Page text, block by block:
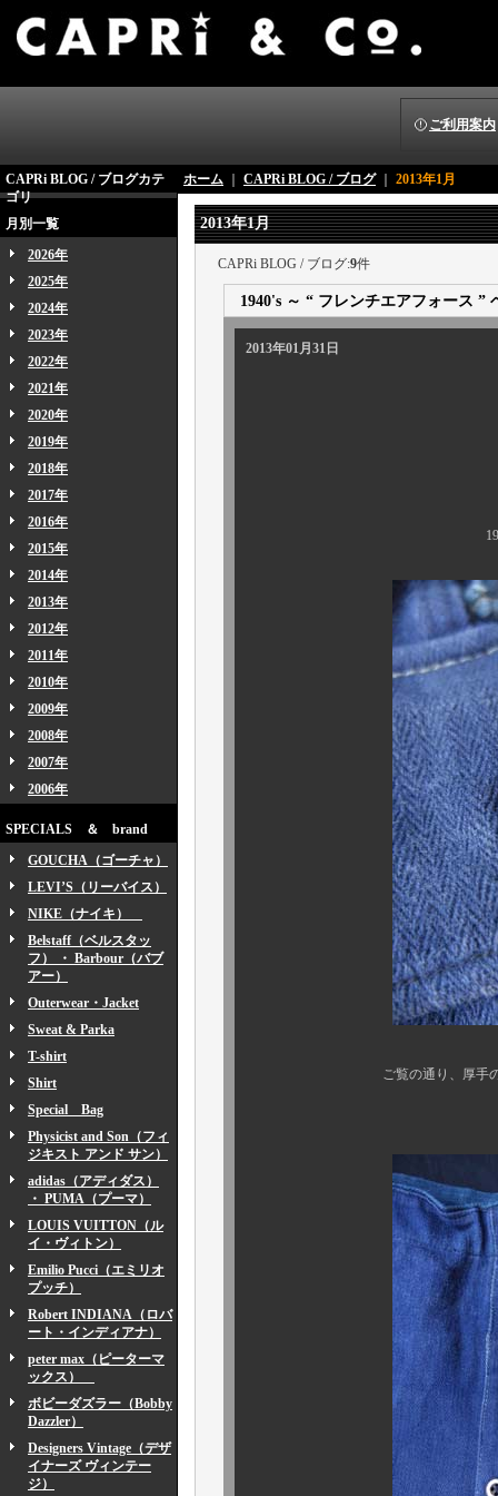
ご利用案内
CAPRi BLOG / ブログカテ
ゴリ
月別一覧
2026年
2025年
2024年
2023年
2022年
2021年
2020年
2019年
2018年
2017年
2016年
2015年
2014年
2013年
2012年
2011年
2010年
2009年
2008年
2007年
2006年
SPECIALS ＆ brand
GOUCHA（ゴーチャ）
LEVI’S（リーバイス）
NIKE（ナイキ）
Belstaff（ベルスタッ
フ） ・ Barbour（バブ
アー）
Outerwear・Jacket
Sweat & Parka
T-shirt
Shirt
Special Bag
Physicist and Son（フィ
ジキスト アンド サン）
adidas（アディダス）
・ PUMA（プーマ）
LOUIS VUITTON（ル
イ・ヴィトン）
Emilio Pucci（エミリオ
プッチ）
Robert INDIANA（ロバ
ート・インディアナ）
peter max（ピーターマ
ックス）
ボビーダズラー（Bobby
Dazzler）
Designers Vintage（デザ
イナーズ ヴィンテー
ジ）
ホーム CAPRi BLOG / ブログ｜ 2013年1月
2013年1月
CAPRi BLOG / ブログ:9件
1940's ～ “ フレンチエアフォース ”
2013年01月31日
1940年代頃～のフ
ご覧の通り、厚手のヘリンボ